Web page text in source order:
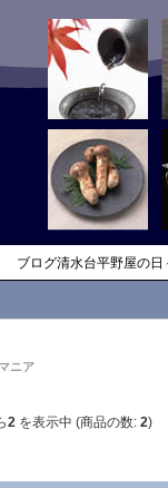
ブログ清水台平野屋の日
ニア
2 を表示中 (商品の数: 2)